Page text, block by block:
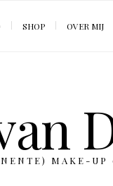
SHOP OVER MIJ
MAKE-UP